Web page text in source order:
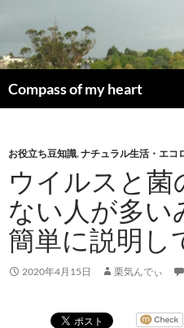
ン
ツ
へ
プ
Compass of my heart
索
お役立ち豆知識,ナチュラル生活・エコ
ウイルスと菌
ない人が多
簡単に説明し
2020年4月15日 栗気んでぃ